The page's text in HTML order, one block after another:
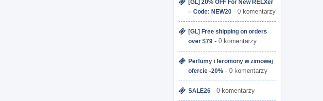
[GL] 20% OFF For New RELXer
– Code: NEW20 - 0 komentarzy
[GL] Free shipping on orders
over $79 - 0 komentarzy
Perfumy i feromony w zimowej
ofercie -20% - 0 komentarzy
SALE26 - 0 komentarzy